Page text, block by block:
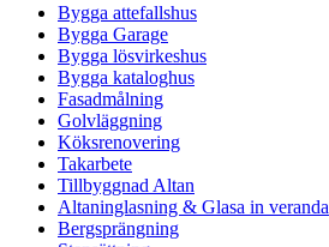
Bygga attefallshus
Bygga Garage
Bygga lösvirkeshus
Bygga kataloghus
Fasadmålning
Golvläggning
Köksrenovering
Takarbete
Tillbyggnad Altan
Altaninglasning & Glasa in veranda
Bergsprängning